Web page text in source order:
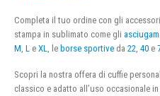
Completa il tuo ordine con gli
stampa in sublimato come gli
M L e XL , le borse sportive da 22 40 e
Scopri la nostra offera di cuffie
classico e adatto all’uso occasionale